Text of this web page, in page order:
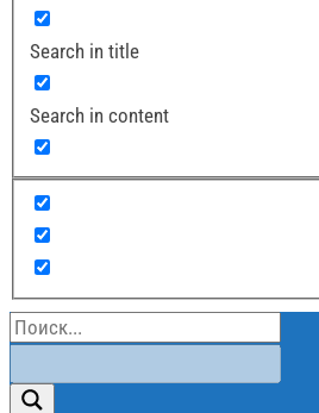
Search in title
Search in content